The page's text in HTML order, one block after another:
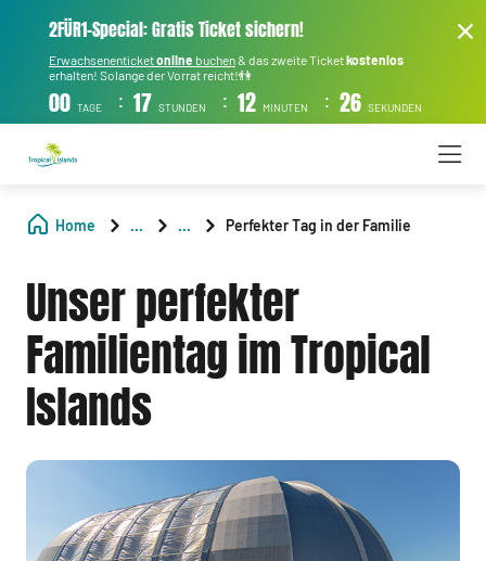
2FÜR1-Special: Gratis Ticket sichern!
Erwachsenenticketonline buchen& das zweite Ticketkostenlos
erhalten! Solange der Vorrat reicht!👫
00 TAGE : 17 STUNDEN : 12 MINUTEN : 25 SEKUNDEN
Home ... ... Perfekter Tag in der Familie
Unser perfekter
Familientag im Tropical
Islands